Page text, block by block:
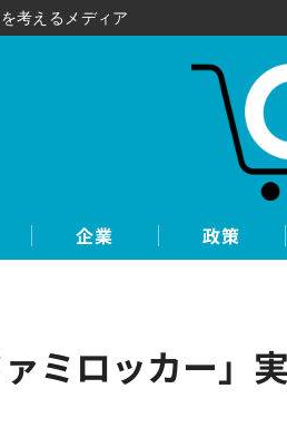
企業 政策
ミロッカー
考えるメディア